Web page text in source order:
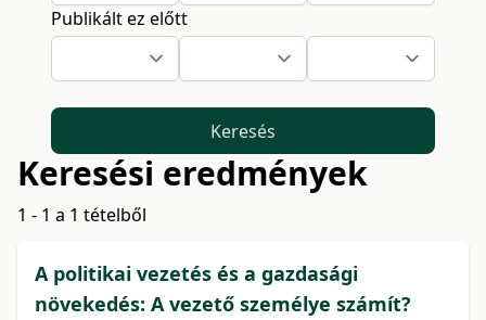
Publikált ez előtt
Keresés
Keresési eredmények
1 - 1 a 1 tételből
A politikai vezetés és a gazdasági
növekedés: A vezető személye számít?